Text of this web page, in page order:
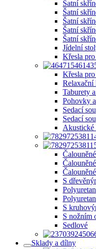
Šatní
Šatní
Šatní
Šatní
Šatní
Jídelní
Křesla
Křesla
Relaxační
Taburety
Pohovky
Sedací
Sedací
Akustické
S
S
S nožním
Sedlové
Sklady a dílny